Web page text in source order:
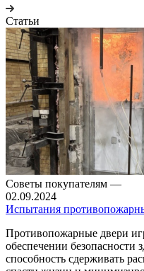
Статьи
Советы покупателям —
02.09.2024
Испытания
Противопожарные двери
обеспечении
способность сдерживать